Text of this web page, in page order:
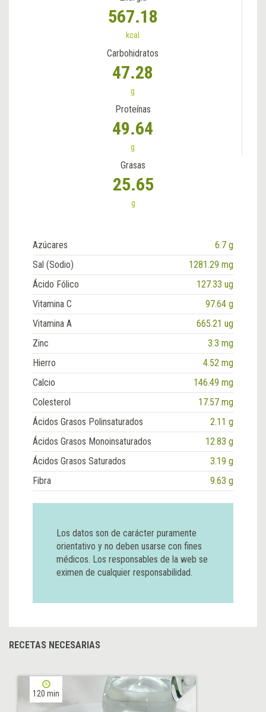
567.18
kcal
Carbohidratos
47.28
g
Proteínas
49.64
g
Grasas
25.65
g
Azúcares
6.7 g
Sal (Sodio)
1281.29 mg
Ácido Fólico
127.33 ug
Vitamina C
97.64 g
Vitamina A
665.21 ug
Zinc
3.3 mg
Hierro
4.52 mg
Calcio
146.49 mg
Colesterol
17.57 mg
Ácidos Grasos Polinsaturados
2.11 g
Ácidos Grasos Monoinsaturados
12.83 g
Ácidos Grasos Saturados
3.19 g
Fibra
9.63 g
Los datos son de carácter puramente
orientativo y no deben usarse con fines
médicos. Los responsables de la web se
eximen de cualquier responsabilidad.
RECETAS NECESARIAS
120 min